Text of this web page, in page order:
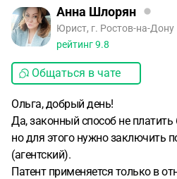
Анна Шлорян
Юрист, г. Ростов-на-Дону
рейтинг9.8
Общаться в чате
Ольга, добрый день!
Да, законный способ не платить
но для этого нужно заключить
(агентский).
Патент применяется только в